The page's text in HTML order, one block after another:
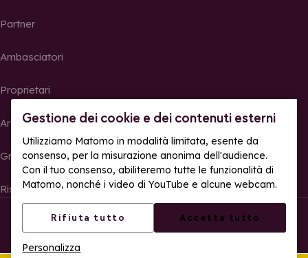
Gestione dei cookie e dei contenuti esterni
Utilizziamo Matomo in modalità limitata, esente da
consenso, per la misurazione anonima dell'audience.
Con il tuo consenso, abiliteremo tutte le funzionalità di
Matomo, nonché i video di YouTube e alcune webcam.
Rifiuta tutto Accetta tutto
Personalizza
Partner
Ambasciatori
Proprietari
Area Stampa
Gruppi, seminari e tour operator
Risultati e foto delle gare
© La Rosière – Tutti i diritti riservati
Accessibilità web: parzialmente conforme